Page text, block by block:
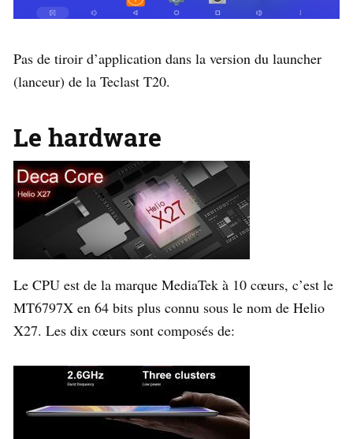
Pas de tiroir d’application dans la version du launcher
(lanceur) de la Teclast T20.
Le hardware
Le CPU est de la marque MediaTek à 10 cœurs, c’est le
MT6797X en 64 bits plus connu sous le nom de Helio
X27. Les dix cœurs sont composés de: